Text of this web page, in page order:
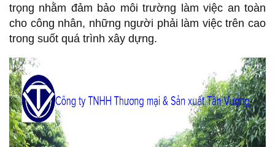
trọng nhằm đảm bảo môi trường làm việc an toàn
cho công nhân, những người phải làm việc trên cao
trong suốt quá trình xây dựng.